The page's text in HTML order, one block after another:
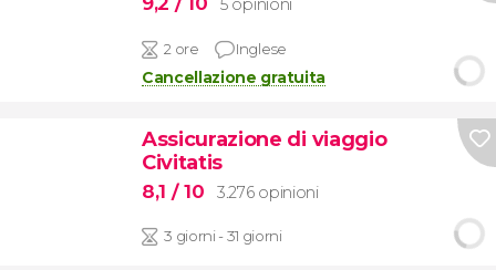
5 opinioni
2 ore Inglese
Cancellazione gratuita
Assicurazione di viaggio
Civitatis
8,1 / 10 3.276 opinioni
3 giorni - 31 giorni